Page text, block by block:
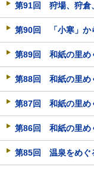
第91回 狩場、狩倉
第90回 「小寒」か
第89回 和紙の里め
第88回 和紙の里め
第87回 和紙の里め
第86回 和紙の里め
第85回 温泉をめぐ